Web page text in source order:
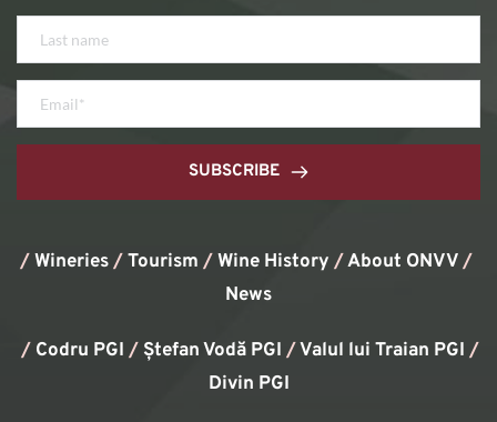
SUBSCRIBE
/Wineries/Tourism /Wine History / About ONVV/
News
/ Codru PGI / Ștefan Vodă PGI /Valul lui Traian PGI
Divin PGI